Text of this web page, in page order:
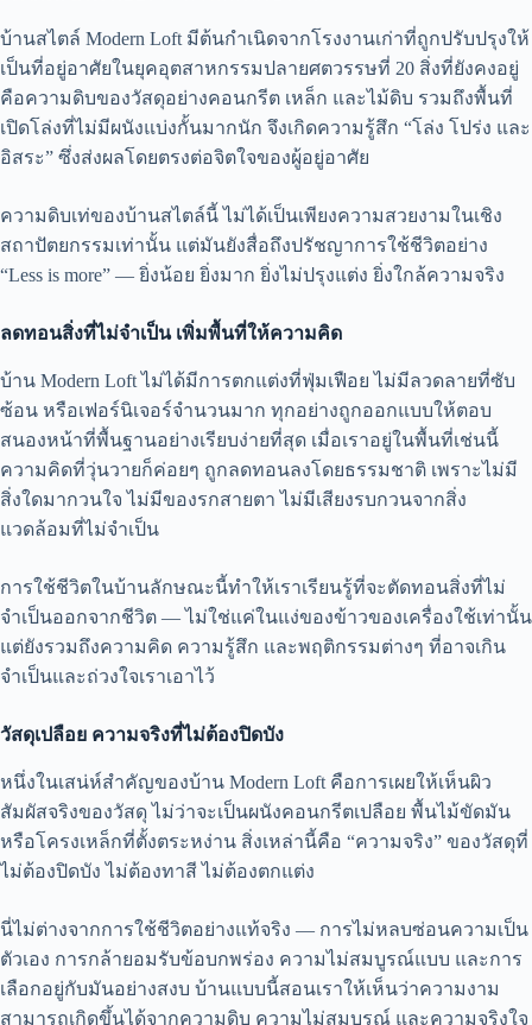
บ้านสไตล์ Modern Loft มีต้นกำเนิดจากโรงงานเก่าที่ถูกปรับปรุงให้
เป็นที่อยู่อาศัยในยุคอุตสาหกรรมปลายศตวรรษที่ 20 สิ่งที่ยังคงอยู่
คือความดิบของวัสดุอย่างคอนกรีต เหล็ก และไม้ดิบ รวมถึงพื้นที่
เปิดโล่งที่ไม่มีผนังแบ่งกั้นมากนัก จึงเกิดความรู้สึก “โล่ง โปร่ง และ
อิสระ” ซึ่งส่งผลโดยตรงต่อจิตใจของผู้อยู่อาศัย
ความดิบเท่ของบ้านสไตล์นี้ ไม่ได้เป็นเพียงความสวยงามในเชิง
สถาปัตยกรรมเท่านั้น แต่มันยังสื่อถึงปรัชญาการใช้ชีวิตอย่าง
“Less is more” — ยิ่งน้อย ยิ่งมาก ยิ่งไม่ปรุงแต่ง ยิ่งใกล้ความจริง
ลดทอนสิ่งที่ไม่จำเป็น เพิ่มพื้นที่ให้ความคิด
บ้าน Modern Loft ไม่ได้มีการตกแต่งที่ฟุ่มเฟือย ไม่มีลวดลายที่ซับ
ซ้อน หรือเฟอร์นิเจอร์จำนวนมาก ทุกอย่างถูกออกแบบให้ตอบ
สนองหน้าที่พื้นฐานอย่างเรียบง่ายที่สุด เมื่อเราอยู่ในพื้นที่เช่นนี้
ความคิดที่วุ่นวายก็ค่อยๆ ถูกลดทอนลงโดยธรรมชาติ เพราะไม่มี
สิ่งใดมากวนใจ ไม่มีของรกสายตา ไม่มีเสียงรบกวนจากสิ่ง
แวดล้อมที่ไม่จำเป็น
การใช้ชีวิตในบ้านลักษณะนี้ทำให้เราเรียนรู้ที่จะตัดทอนสิ่งที่ไม่
จำเป็นออกจากชีวิต — ไม่ใช่แค่ในแง่ของข้าวของเครื่องใช้เท่านั้น
แต่ยังรวมถึงความคิด ความรู้สึก และพฤติกรรมต่างๆ ที่อาจเกิน
จำเป็นและถ่วงใจเราเอาไว้
วัสดุเปลือย ความจริงที่ไม่ต้องปิดบัง
หนึ่งในเสน่ห์สำคัญของบ้าน Modern Loft คือการเผยให้เห็นผิว
สัมผัสจริงของวัสดุ ไม่ว่าจะเป็นผนังคอนกรีตเปลือย พื้นไม้ขัดมัน
หรือโครงเหล็กที่ตั้งตระหง่าน สิ่งเหล่านี้คือ “ความจริง” ของวัสดุที่
ไม่ต้องปิดบัง ไม่ต้องทาสี ไม่ต้องตกแต่ง
นี่ไม่ต่างจากการใช้ชีวิตอย่างแท้จริง — การไม่หลบซ่อนความเป็น
ตัวเอง การกล้ายอมรับข้อบกพร่อง ความไม่สมบูรณ์แบบ และการ
เลือกอยู่กับมันอย่างสงบ บ้านแบบนี้สอนเราให้เห็นว่าความงาม
สามารถเกิดขึ้นได้จากความดิบ ความไม่สมบูรณ์ และความจริงใจ